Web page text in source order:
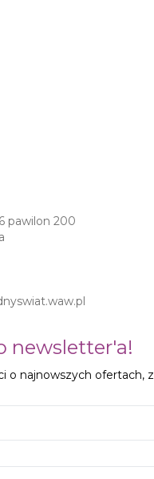
pawilon 200
newsletter'a!
o najnowszych ofertach,